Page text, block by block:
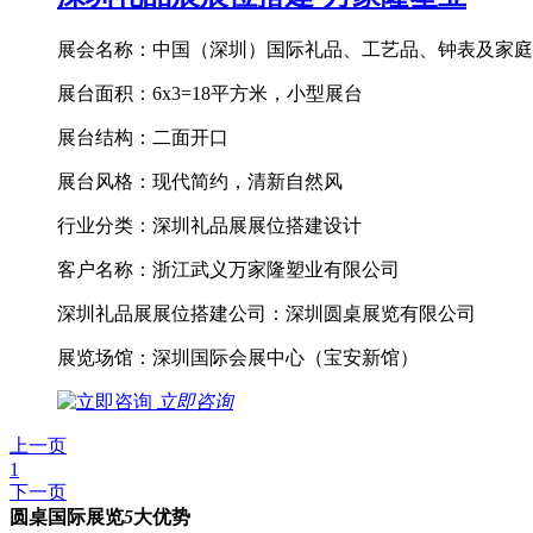
展会名称：中国（深圳）国际礼品、工艺品、钟表及家
展台面积：6x3=18平方米，小型展台
展台结构：二面开口
展台风格：现代简约，清新自然风
行业分类：深圳礼品展展位搭建设计
客户名称：浙江武义万家隆塑业有限公司
深圳礼品展展位搭建公司：深圳圆桌展览有限公司
展览场馆：深圳国际会展中心（宝安新馆）
立即咨询
上一页
1
下一页
圆桌国际展览5大优势